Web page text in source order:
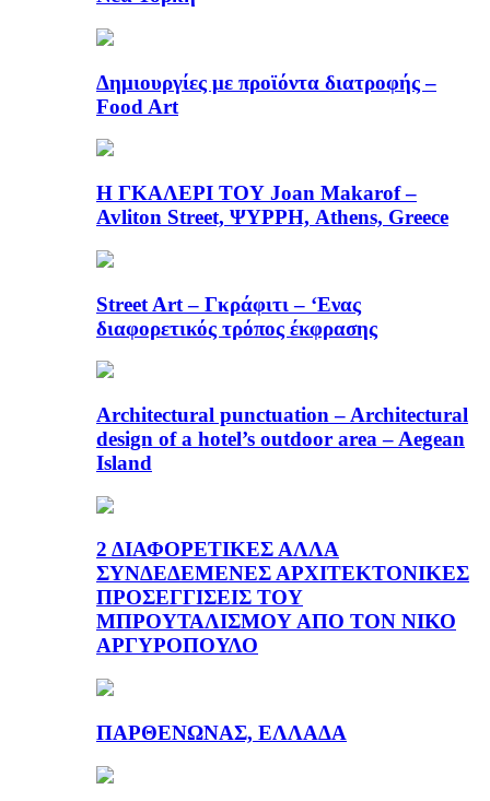
Δημιουργίες με προϊόντα διατροφής –
Food Art
Η ΓΚΑΛΕΡΙ ΤΟΥ Joan Makarof –
Avliton Street, ΨΥΡΡΗ, Athens, Greece
Street Art – Γκράφιτι – ‘Ενας
διαφορετικός τρόπος έκφρασης
Architectural punctuation – Architectural
design of a hotel’s outdoor area – Aegean
Island
2 ΔΙΑΦΟΡΕΤΙΚΕΣ ΑΛΛΑ
ΣΥΝΔΕΔΕΜΕΝΕΣ ΑΡΧΙΤΕΚΤΟΝΙΚΕΣ
ΠΡΟΣΕΓΓΙΣΕΙΣ ΤΟΥ
ΜΠΡΟΥΤΑΛΙΣΜΟΥ ΑΠΟ ΤΟΝ ΝΙΚΟ
ΑΡΓΥΡΟΠΟΥΛΟ
ΠΑΡΘΕΝΩΝΑΣ, ΕΛΛΑΔΑ